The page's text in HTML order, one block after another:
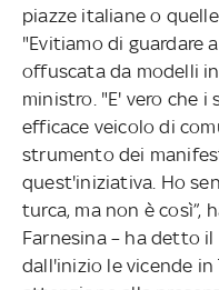
piazze italiane o
"Evitiamo di guardare
offuscata da modelli
ministro. "E' vero che
efficace veicolo di
strumento dei
quest'iniziativa. Ho
turca, ma non è così”,
Farnesina – ha detto
dall'inizio le vicende